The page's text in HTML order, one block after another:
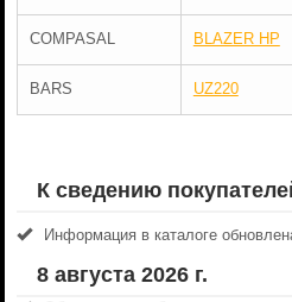
COMPASAL BLAZER HP
BARS UZ220
К сведению
Информация в каталоге
8 августа 2026 г.